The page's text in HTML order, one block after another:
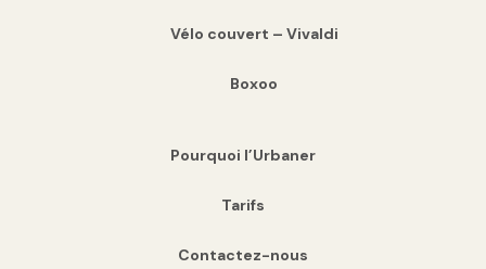
Vélo couvert – Vivaldi
Boxoo
Pourquoi l’Urbaner
Tarifs
Contactez-nous